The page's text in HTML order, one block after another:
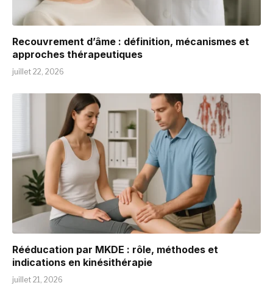
Recouvrement d’âme : définition, mécanismes et
approches thérapeutiques
juillet 22, 2026
Rééducation par MKDE : rôle, méthodes et
indications en kinésithérapie
juillet 21, 2026